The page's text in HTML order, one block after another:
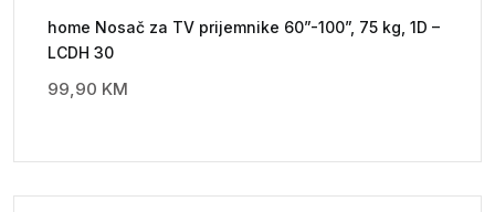
home Nosač za TV prijemnike 60”-100”, 75 kg, 1D –
LCDH 30
99,90 KM